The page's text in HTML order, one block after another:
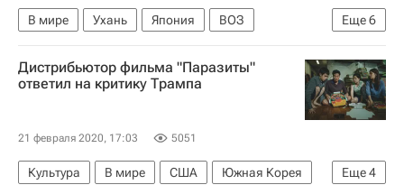
Еще6
В мире Ухань Япония
ВОЗ
Совет Федерации РФ
Валентина Матвиенко
Коронавирусы
Diamond Princess
Коронавирус COVID-19
Дистрибьютор фильма "Паразиты"
ответил на критику Трампа
21 февраля 2020, 17:03 5051
Еще4
Культура В мире США
Южная Корея